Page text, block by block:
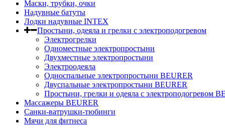
Маски, трубки, очки
Надувные батуты
Лодки надувные INTEX
Простыни, одеяла и грелки с электроподогревом
Электрогрелки
Одноместные электропростыни
Двухместные электропростыни
Электроодеяла
Односпальные электропростыни BEURER
Двуспальные электропростыни BEURER
Простыни, грелки и одеяла с электроподогревом
Массажеры BEURER
Санки-ватрушки-тюбинги
Мячи для фитнеса